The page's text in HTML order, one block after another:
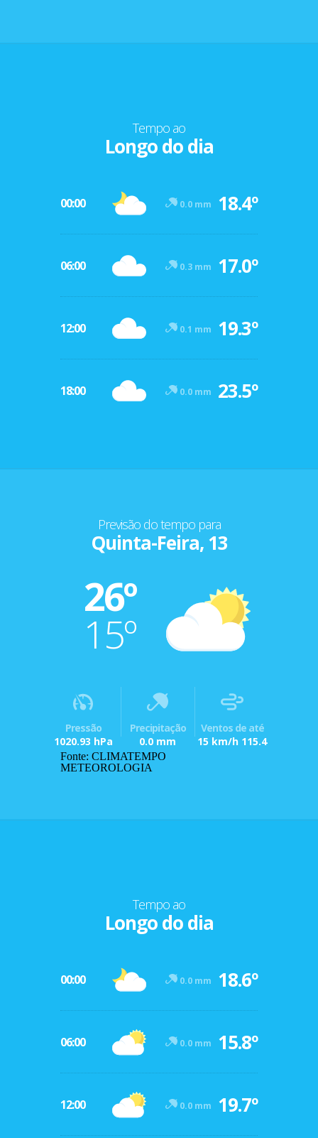
Tempo ao
Longo do dia
00:00 0.0 mm 18.4º
06:00 0.3 mm 17.0º
12:00 0.1 mm 19.3º
18:00 0.0 mm 23.5º
Previsão do tempo para
Quinta-Feira, 13
26º
15º
Pressão
1020.93 hPa
Precipitação
0.0 mm
Ventos de até
15 km/h 115.4
Fonte: CLIMATEMPO
METEOROLOGIA
Tempo ao
Longo do dia
00:00 0.0 mm 18.6º
06:00 0.0 mm 15.8º
12:00 0.0 mm 19.7º